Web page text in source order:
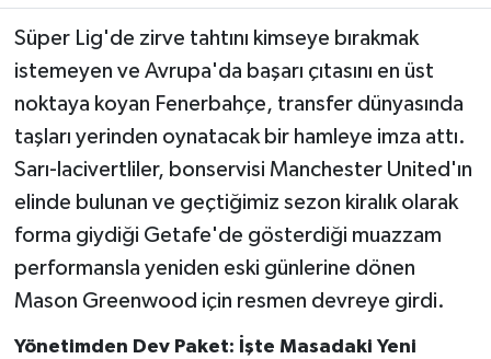
Süper Lig'de zirve tahtını kimseye bırakmak
istemeyen ve Avrupa'da başarı çıtasını en üst
noktaya koyan Fenerbahçe, transfer dünyasında
taşları yerinden oynatacak bir hamleye imza attı.
Sarı-lacivertliler, bonservisi Manchester United'ın
elinde bulunan ve geçtiğimiz sezon kiralık olarak
forma giydiği Getafe'de gösterdiği muazzam
performansla yeniden eski günlerine dönen
Mason Greenwood için resmen devreye girdi.
Yönetimden Dev Paket: İşte Masadaki Yeni
KÜLTÜR SANAT